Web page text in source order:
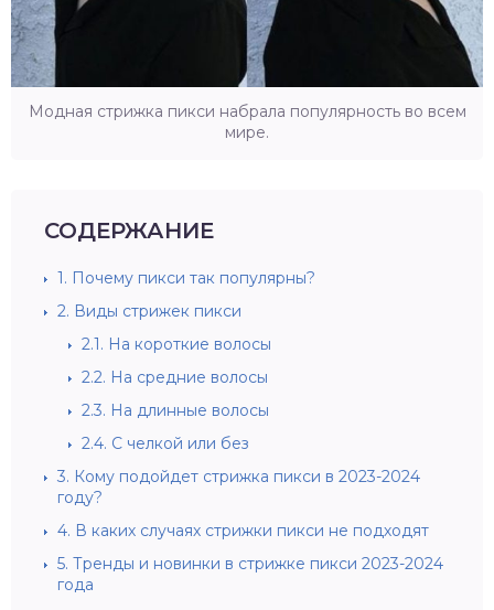
Модная стрижка пикси набрала популярность во всем
мире.
СОДЕРЖАНИЕ
1. Почему пикси так популярны?
2. Виды стрижек пикси
2.1. На короткие волосы
2.2. На средние волосы
2.3. На длинные волосы
2.4. С челкой или без
3. Кому подойдет стрижка пикси в 2023-2024
году?
4. В каких случаях стрижки пикси не подходят
5. Тренды и новинки в стрижке пикси 2023-2024
года